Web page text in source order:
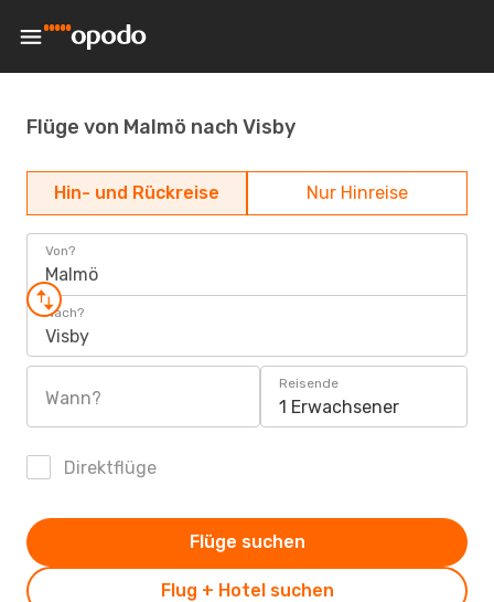
Flüge von Malmö nach Visby
Hin- und Rückreise Nur Hinreise
Von?
Malmö
Nach?
Visby
Wann?
Reisende
1 Erwachsener
Direktflüge
Flug + Hotel suchen
Flüge suchen